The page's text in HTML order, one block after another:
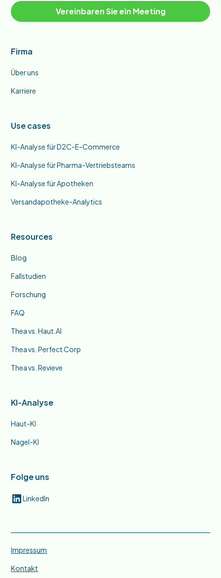
Vereinbaren Sie ein Meeting
Firma
Über uns
Karriere
Use cases
KI-Analyse für D2C-E-Commerce
KI-Analyse für Pharma-Vertriebsteams
KI-Analyse für Apotheken
Versandapotheke-Analytics
Resources
Blog
Fallstudien
Forschung
FAQ
Thea vs. Haut.AI
Thea vs. Perfect Corp
Thea vs. Revieve
KI-Analyse
Haut-KI
Nagel-KI
Folge uns
LinkedIn
Impressum
Kontakt